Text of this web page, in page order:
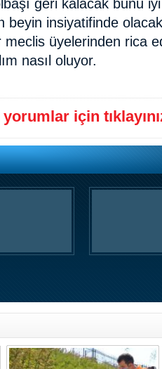
geri kalacak bunu
beyin insiyatifinde
meclis üyelerinden rica
nasıl oluyor.
için